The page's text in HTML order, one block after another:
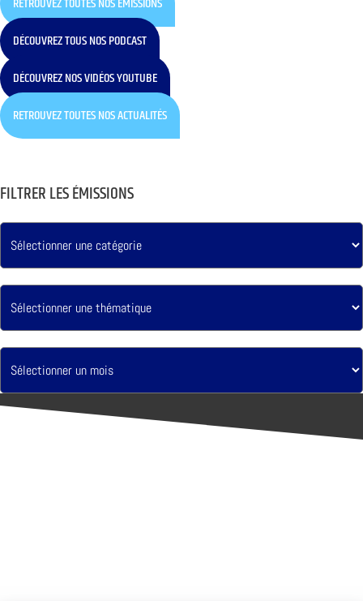
DÉCOUVREZ TOUS NOS PODCAST
DÉCOUVREZ NOS VIDÉOS YOUTUBE
RETROUVEZ TOUTES NOS ACTUALITÉS
FILTRER LES ÉMISSIONS